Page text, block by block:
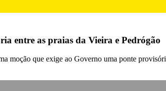
entre as praias da Vieira e Pedrógão
moção que exige ao Governo uma ponte